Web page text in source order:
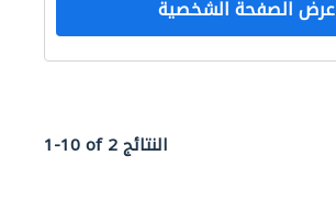
عرض الصفحة الشخصية
1-10 of 2 النتائج